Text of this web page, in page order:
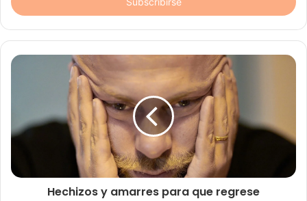
electrónico
Hechizos y amarres para que regrese